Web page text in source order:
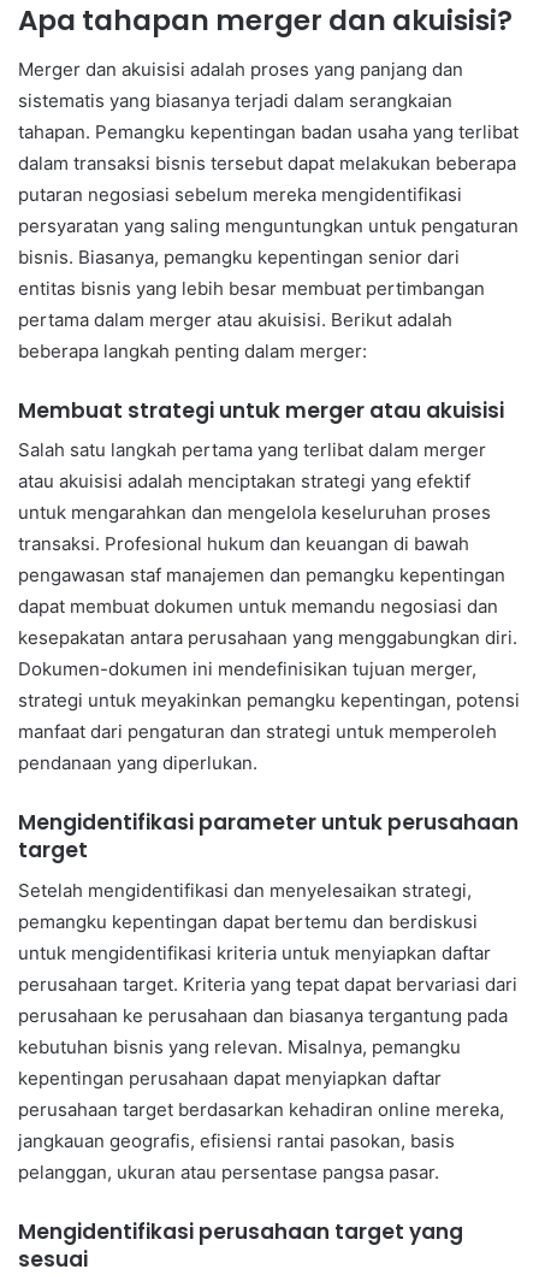
Apa tahapan merger dan akuisisi?
Merger dan akuisisi adalah proses yang panjang dan
sistematis yang biasanya terjadi dalam serangkaian
tahapan. Pemangku kepentingan badan usaha yang terlibat
dalam transaksi bisnis tersebut dapat melakukan beberapa
putaran negosiasi sebelum mereka mengidentifikasi
persyaratan yang saling menguntungkan untuk pengaturan
bisnis. Biasanya, pemangku kepentingan senior dari
entitas bisnis yang lebih besar membuat pertimbangan
pertama dalam merger atau akuisisi. Berikut adalah
beberapa langkah penting dalam merger:
Membuat strategi untuk merger atau akuisisi
Salah satu langkah pertama yang terlibat dalam merger
atau akuisisi adalah menciptakan strategi yang efektif
untuk mengarahkan dan mengelola keseluruhan proses
transaksi. Profesional hukum dan keuangan di bawah
pengawasan staf manajemen dan pemangku kepentingan
dapat membuat dokumen untuk memandu negosiasi dan
kesepakatan antara perusahaan yang menggabungkan diri.
Dokumen-dokumen ini mendefinisikan tujuan merger,
strategi untuk meyakinkan pemangku kepentingan, potensi
manfaat dari pengaturan dan strategi untuk memperoleh
pendanaan yang diperlukan.
Mengidentifikasi parameter untuk perusahaan
target
Setelah mengidentifikasi dan menyelesaikan strategi,
pemangku kepentingan dapat bertemu dan berdiskusi
untuk mengidentifikasi kriteria untuk menyiapkan daftar
perusahaan target. Kriteria yang tepat dapat bervariasi dari
perusahaan ke perusahaan dan biasanya tergantung pada
kebutuhan bisnis yang relevan. Misalnya, pemangku
kepentingan perusahaan dapat menyiapkan daftar
perusahaan target berdasarkan kehadiran online mereka,
jangkauan geografis, efisiensi rantai pasokan, basis
pelanggan, ukuran atau persentase pangsa pasar.
Mengidentifikasi perusahaan target yang
sesuai